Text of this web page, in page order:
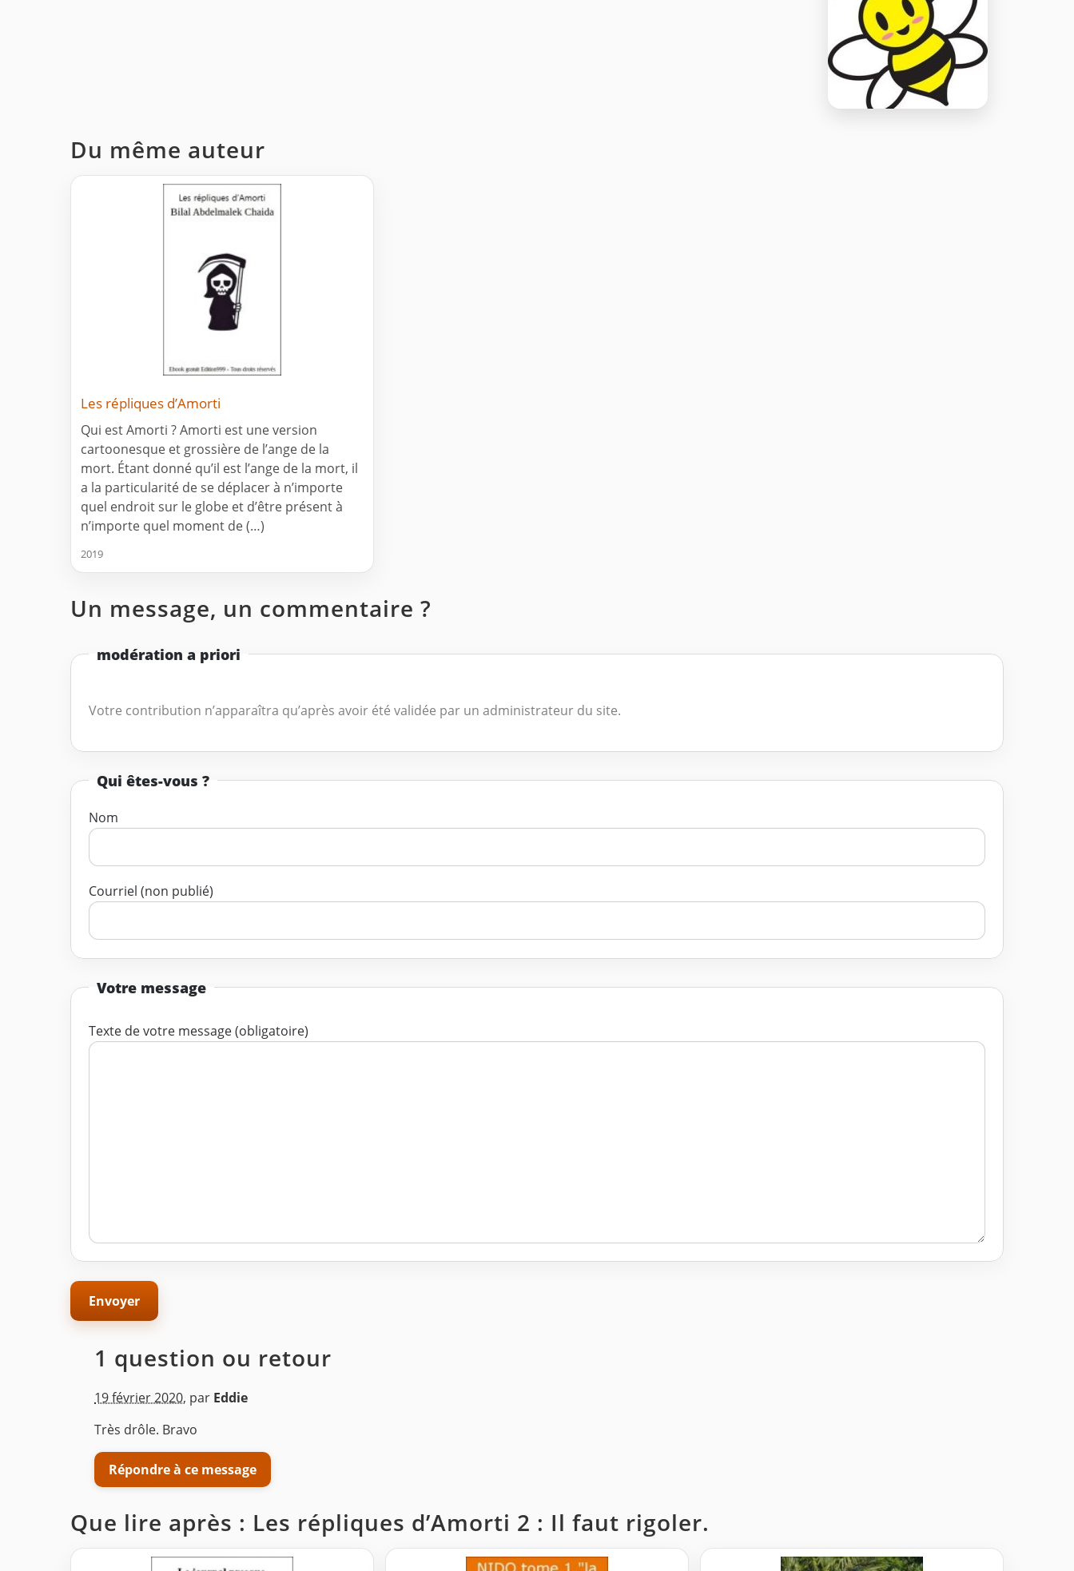
Du même auteur
Les répliques d’Amorti
Qui est Amorti ? Amorti est une version
cartoonesque et grossière de l’ange de la
mort. Étant donné qu’il est l’ange de la mort, il
a la particularité de se déplacer à n’importe
quel endroit sur le globe et d’être présent à
n’importe quel moment de (…)
2019
Un message, un commentaire ?
modération a priori
Votre contribution n’apparaîtra qu’après avoir été validée par un administrateur du site.
Qui êtes-vous ?
Nom
Courriel (non publié)
Votre message
Texte de votre message (obligatoire)
1 question ou retour
19 février 2020, par Eddie
Très drôle. Bravo
Répondre à ce message
Que lire après : Les répliques d’Amorti 2 : Il faut rigoler.